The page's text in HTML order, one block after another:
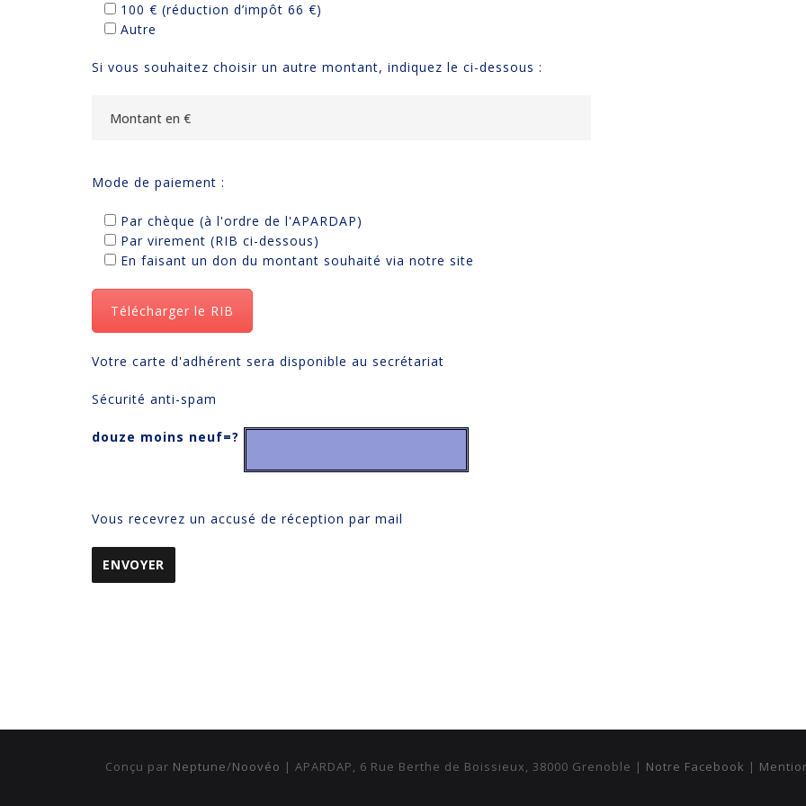
100 € (réduction d’impôt 66 €)
Autre
Si vous souhaitez choisir un autre montant, indiquez le ci-dessous :
Mode de paiement :
Par chèque (à l'ordre de l'APARDAP)
Par virement (RIB ci-dessous)
En faisant un don du montant souhaité via notre site
Télécharger le RIB
Votre carte d'adhérent sera disponible au secrétariat
Sécurité anti-spam
douze moins neuf=?
Vous recevrez un accusé de réception par mail
Conçu par Neptune/Noovéo | APARDAP, 6 Rue Berthe de Boissieux, 38000 Grenoble | Notre Facebook |